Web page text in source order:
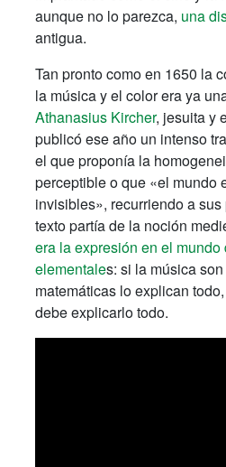
aunque no lo parezca, una
antigua.
Tan pronto como en 1650 la
la música y el color era ya
Athanasius Kircher, jesuita y
publicó ese año un intenso
el que proponía la
perceptible o que «el mundo
invisibles», recurriendo a
texto partía de la noción
era la expresión en el
elementales: si la música
matemáticas lo explican
debe explicarlo todo.